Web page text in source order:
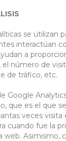
se utilizan
interactúan
a
el número de
de tráfico, etc.
Google
que es el que
veces visita
cuando fue la
web. Asimismo,